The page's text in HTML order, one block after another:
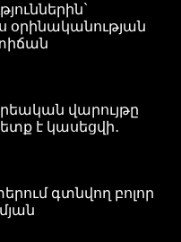
օրինականության
վարույթը
է կասեցվի․
գտնվող բոլոր